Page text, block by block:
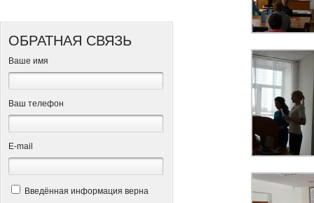
ОБРАТНАЯ СВЯЗЬ
Ваше имя
Ваш телефон
Е-mail
Введённая информация верна